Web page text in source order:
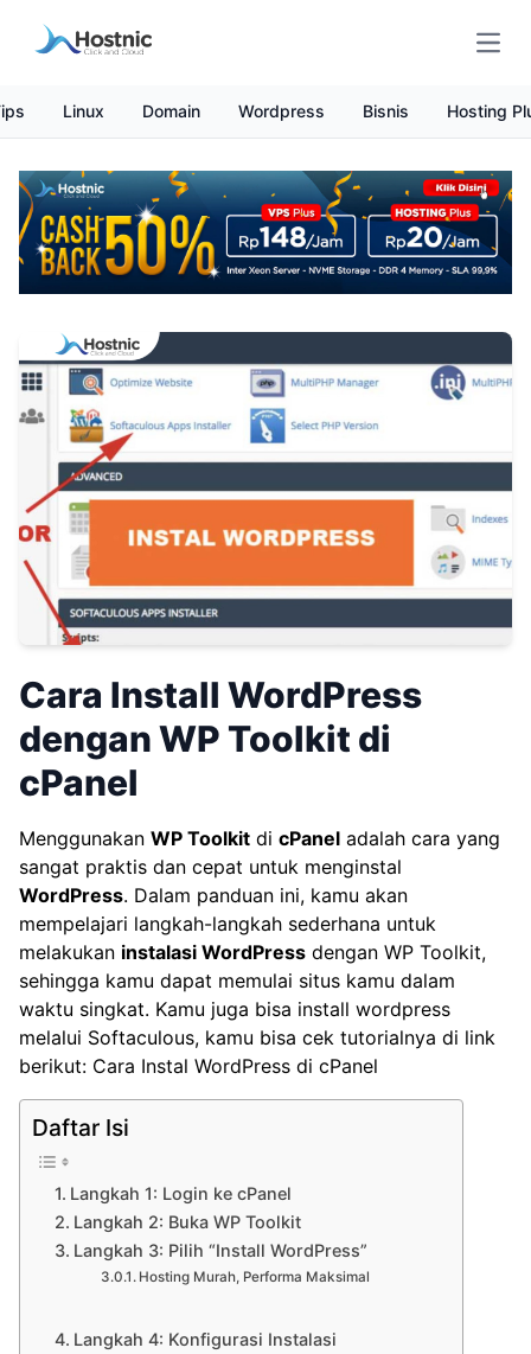
Linux Domain Wordpress Bisnis Hosting
Cara Install WordPress
dengan WP Toolkit di
cPanel
Menggunakan WP Toolkit di cPanel adalah cara yang
sangat praktis dan cepat untuk menginstal
WordPress. Dalam panduan ini, kamu akan
mempelajari langkah-langkah sederhana untuk
melakukan instalasi WordPress dengan WP Toolkit,
sehingga kamu dapat memulai situs kamu dalam
waktu singkat. Kamu juga bisa install wordpress
melalui Softaculous, kamu bisa cek tutorialnya di link
berikut: Cara Instal WordPress di cPanel
Daftar Isi
Langkah 1: Login ke cPanel
Langkah 2: Buka WP Toolkit
Langkah 3: Pilih “Install WordPress”
Hosting Murah, Performa Maksimal
Langkah 4: Konfigurasi Instalasi